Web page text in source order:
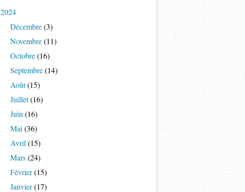
2024
Décembre(3)
Novembre(11)
Octobre(16)
Septembre(14)
Août(15)
Juillet(16)
Juin (16)
Mai (36)
Avril (15)
Mars(24)
Février(15)
Janvier(17)